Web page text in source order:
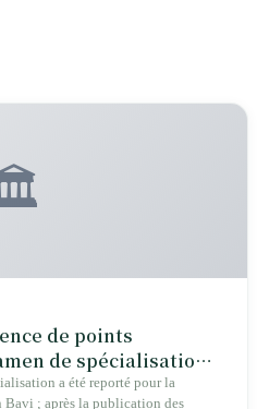
de points
de spécialisation
de l'intégrité
a été reporté pour la
Bavi ; après la publication des